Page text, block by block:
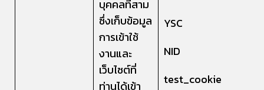
บุคคลที่สาม
ซึ่งเก็บข้อมูล
การเข้าใช้
งานและ
เว็บไซต์ที่
ท่านได้เข้า
YSC
NID
test_cookie